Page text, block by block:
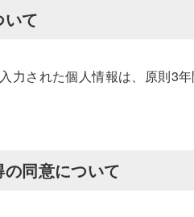
て
力された個人情報は、原則3
同意について